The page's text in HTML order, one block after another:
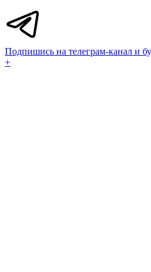
Подпишись на телеграм-канал и
+